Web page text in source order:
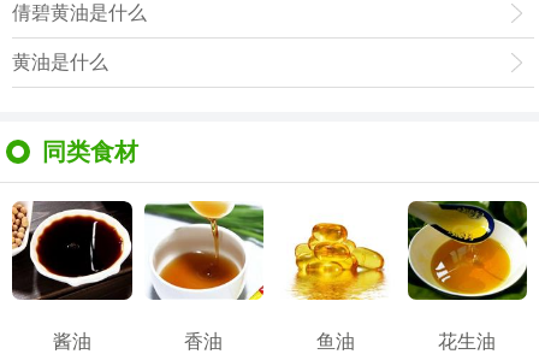
倩碧黄油是什么
黄油是什么
同类食材
酱油 香油 鱼油 花生油